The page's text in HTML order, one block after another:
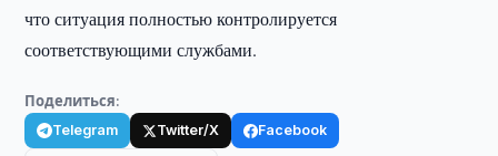
что ситуация полностью контролируется
соответствующими службами.
Поделиться:
Telegram Twitter/X Facebook